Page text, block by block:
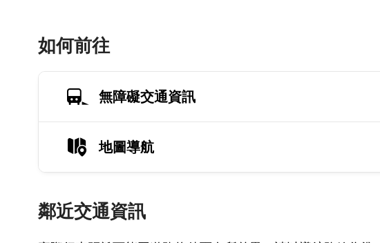
如何前往
無障礙交通資訊
地圖導航
鄰近交通資訊